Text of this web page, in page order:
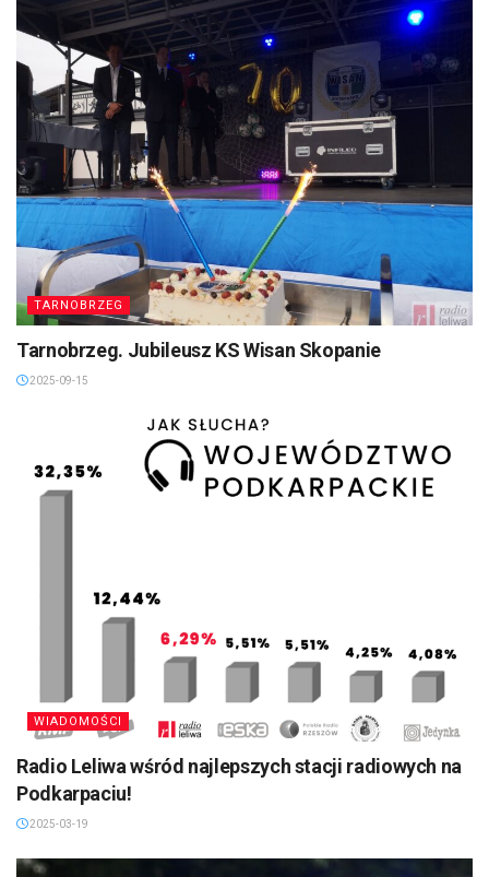
TARNOBRZEG
Tarnobrzeg. Jubileusz KS Wisan Skopanie
2025-09-15
WIADOMOŚCI
Radio Leliwa wśród najlepszych stacji radiowych na
Podkarpaciu!
2025-03-19